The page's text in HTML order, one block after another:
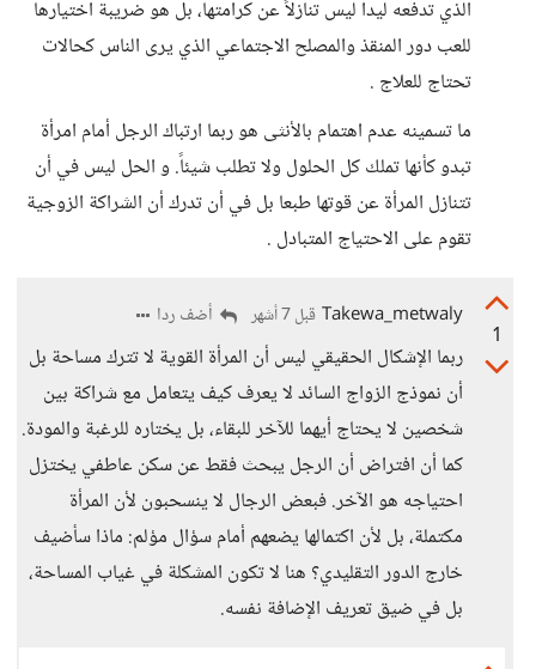
الذي تدفعه ليدا ليس تنازلاً عن كرامتها، بل هو ضريبة اختيارها
للعب دور المنقذ والمصلح الاجتماعي الذي يرى الناس كحالات
تحتاج للعلاج .
ما تسمينه عدم اهتمام بالأنثى هو ربما ارتباك الرجل أمام امرأة
تبدو كأنها تملك كل الحلول ولا تطلب شيئاً. و الحل ليس في أن
تتنازل المرأة عن قوتها طبعا بل في أن تدرك أن الشراكة الزوجية
تقوم على الاحتياج المتبادل .
1
Takewa_metwaly قبل 7 أشهر أضف ردا
ربما الإشكال الحقيقي ليس أن المرأة القوية لا تترك مساحة بل
أن نموذج الزواج السائد لا يعرف كيف يتعامل مع شراكة بين
شخصين لا يحتاج أيهما للآخر للبقاء، بل يختاره للرغبة والمودة.
كما أن افتراض أن الرجل يبحث فقط عن سكن عاطفي يختزل
احتياجه هو الآخر. فبعض الرجال لا ينسحبون لأن المرأة
مكتملة، بل لأن اكتمالها يضعهم أمام سؤال مؤلم: ماذا سأضيف
خارج الدور التقليدي؟ هنا لا تكون المشكلة في غياب المساحة،
بل في ضيق تعريف الإضافة نفسه.